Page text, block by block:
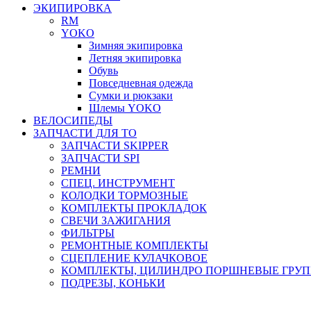
ЭКИПИРОВКА
RM
YOKO
Зимняя экипировка
Летняя экипировка
Обувь
Повседневная одежда
Сумки и рюкзаки
Шлемы YOKO
ВЕЛОСИПЕДЫ
ЗАПЧАСТИ ДЛЯ ТО
ЗАПЧАСТИ SKIPPER
ЗАПЧАСТИ SPI
РЕМНИ
СПЕЦ. ИНСТРУМЕНТ
КОЛОДКИ ТОРМОЗНЫЕ
КОМПЛЕКТЫ ПРОКЛАДОК
СВЕЧИ ЗАЖИГАНИЯ
ФИЛЬТРЫ
РЕМОНТНЫЕ КОМПЛЕКТЫ
СЦЕПЛЕНИЕ КУЛАЧКОВОЕ
КОМПЛЕКТЫ, ЦИЛИНДРО ПОРШНЕВЫЕ
ПОДРЕЗЫ, КОНЬКИ